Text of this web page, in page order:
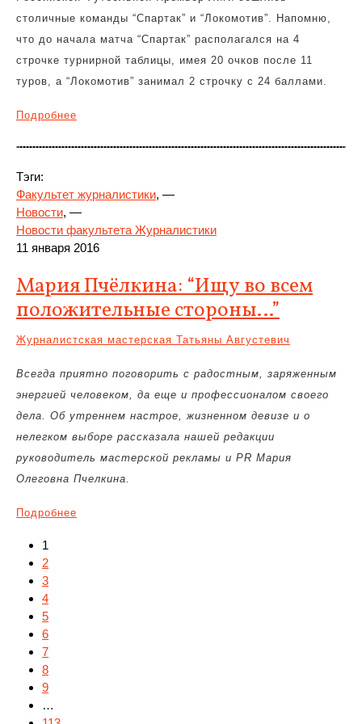
столичные команды “Спартак” и “Локомотив”. Напомню,
что до начала матча “Спартак” располагался на 4
строчке турнирной таблицы, имея 20 очков после 11
туров, а “Локомотив” занимал 2 строчку с 24 баллами.
Подробнее
Тэги:
Факультет журналистики, —
Новости, —
Новости факультета Журналистики
11 января 2016
Мария Пчёлкина: “Ищу во всем
положительные стороны…”
Журналистская мастерская Татьяны Августевич
Всегда приятно поговорить с радостным, заряженным
энергией человеком, да еще и профессионалом своего
дела. Об утреннем настрое, жизненном девизе и о
нелегком выборе рассказала нашей редакции
руководитель мастерской рекламы и PR Мария
Олеговна Пчелкина.
Подробнее
1
2
3
4
5
6
7
8
9
…